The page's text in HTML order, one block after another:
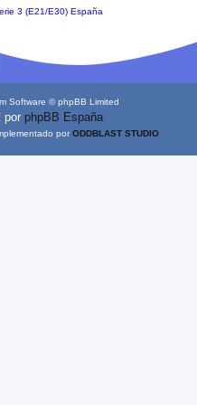
3 (E21/E30) España
Software © phpBB Limited
por phpBB España
porODDBLAST STUDIO